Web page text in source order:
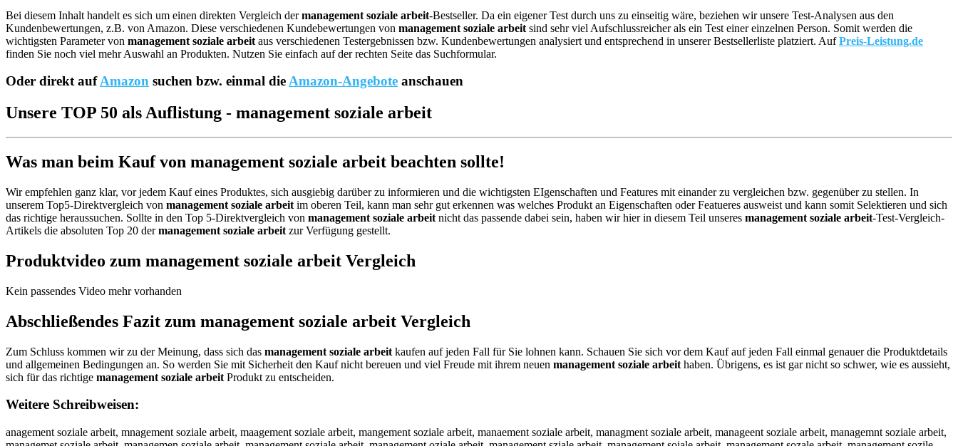
Bei diesem Inhalt handelt es sich um einen direkten Vergleich dermanagement soziale arbeit-Bestseller. Da ein eigener Test durch uns zu einseitig wäre, beziehen wir unsere Test-Analysen aus den
Kundenbewertungen, z.B. von Amazon. Diese verschiedenen Kundebewertungen von management soziale arbeit sind sehr viel Aufschlussreicher als ein Test einer einzelnen Person. Somit werden die
wichtigsten Parameter von management soziale arbeit aus verschiedenen Testergebnissen bzw. Kundenbewertungen analysiert und entsprechend in unserer Bestsellerliste platziert. AufPreis-Leistung.de
finden Sie noch viel mehr Auswahl an Produkten. Nutzen Sie einfach auf der rechten Seite das Suchformular.
Oder direkt aufAmazon suchen bzw. einmal dieAmazon-Angebote anschauen
Unsere TOP 50 als Auflistung - management soziale arbeit
Was man beim Kauf von management soziale arbeit beachten sollte!
Wir empfehlen ganz klar, vor jedem Kauf eines Produktes, sich ausgiebig darüber zu informieren und die wichtigsten EIgenschaften und Features mit einander zu vergleichen bzw. gegenüber zu stellen. In
unserem Top5-Direktvergleich von management soziale arbeit im oberen Teil, kann man sehr gut erkennen was welches Produkt an Eigenschaften oder Featueres ausweist und kann somit Selektieren und sich
das richtige heraussuchen. Sollte in den Top 5-Direktvergleich von management soziale arbeit nicht das passende dabei sein, haben wir hier in diesem Teil unseres management soziale arbeit-Test-Vergleich-
Artikels die absoluten Top 20 dermanagement soziale arbeit zur Verfügung gestellt.
Produktvideo zum management soziale arbeit Vergleich
Kein passendes Video mehr vorhanden
Abschließendes Fazit zum management soziale arbeit Vergleich
Zum Schluss kommen wir zu der Meinung, dass sich das management soziale arbeit kaufen auf jeden Fall für Sie lohnen kann. Schauen Sie sich vor dem Kauf auf jeden Fall einmal genauer die Produktdetails
und allgemeinen Bedingungen an. So werden Sie mit Sicherheit den Kauf nicht bereuen und viel Freude mit ihrem neuen management soziale arbeit haben. Übrigens, es ist gar nicht so schwer, wie es aussieht,
sich für das richtige management soziale arbeit Produkt zu entscheiden.
Weitere Schreibweisen:
anagement soziale arbeit, mnagement soziale arbeit, maagement soziale arbeit, mangement soziale arbeit, manaement soziale arbeit, managment soziale arbeit, manageent soziale arbeit, managemnt soziale arbeit, managemet soziale arbeit, managemen soziale arbeit, management soziale arbeit, management oziale arbeit, management sziale arbeit, management soiale arbeit, management sozale arbeit, management sozile arbeit, management soziae arbeit, management sozial arbeit, management soziale rbeit, management soziale abeit, management soziale areit, management soziale arbit, management soziale arbet, management soziale arbei, mmanagement soziale arbeit, maanagement soziale arbeit, mannagement soziale arbeit, manaagement soziale arbeit, managgement soziale arbeit, manageement soziale arbeit, managemment soziale arbeit, managemeent soziale arbeit, managemennt soziale arbeit, managementt soziale arbeit, management ssoziale arbeit, management sooziale arbeit, management sozziale arbeit, management soziiale arbeit, management soziaale arbeit, management sozialle arbeit, management sozialee arbeit, management soziale aarbeit, management soziale arrbeit, management soziale arbbeit, management soziale arbeeit, management soziale arbeiit, management soziale arbeitt, amnagement soziale arbeit, mnaagement soziale arbeit, maangement soziale arbeit, mangaement soziale arbeit, manaegment soziale arbeit, managmeent soziale arbeit, manageemnt soziale arbeit, managemnet soziale arbeit, managemetn soziale arbeit, managemen tsoziale arbeit, managements oziale arbeit, management osziale arbeit, management szoiale arbeit, management soizale arbeit, management sozaile arbeit, management sozilae arbeit, management soziael arbeit, management sozial earbeit, management sozialea rbeit, management soziale rabeit, management soziale abreit, management soziale arebit, management soziale arbiet, management soziale arbeti, managementsoziale arbeit, management sozialearbeit, anagement soziale arbeit, nanagement soziale arbeit, hanagement soziale arbeit, janagement soziale arbeit, kanagement soziale arbeit, lanagement soziale arbeit, mqnagement soziale arbeit, mwnagement soziale arbeit, mznagement soziale arbeit, mxnagement soziale arbeit, ma agement soziale arbeit, mabagement soziale arbeit, magagement soziale arbeit, mahagement soziale arbeit, majagement soziale arbeit, mamagement soziale arbeit, manqgement soziale arbeit, manwgement soziale arbeit, manzgement soziale arbeit, manxgement soziale arbeit, manarement soziale arbeit, manafement soziale arbeit, manavement soziale arbeit, manatement soziale arbeit, manabement soziale arbeit, manayement soziale arbeit, manahement soziale arbeit, mananement soziale arbeit, managwment soziale arbeit, managsment soziale arbeit, managdment soziale arbeit, managfment soziale arbeit, managrment soziale arbeit, manag3ment soziale arbeit, manag4ment soziale arbeit, manage ent soziale arbeit, managenent soziale arbeit, managehent soziale arbeit, managejent soziale arbeit, managekent soziale arbeit, managelent soziale arbeit, managemwnt soziale arbeit, managemsnt soziale arbeit, managemdnt soziale arbeit, managemfnt soziale arbeit, managemrnt soziale arbeit, managem3nt soziale arbeit, managem4nt soziale arbeit, manageme t soziale arbeit, managemebt soziale arbeit, managemegt soziale arbeit, managemeht soziale arbeit, managemejt soziale arbeit, managememt soziale arbeit, managemenr soziale arbeit, managemenf soziale arbeit, managemeng soziale arbeit, managemenh soziale arbeit, managemeny soziale arbeit, managemen5 soziale arbeit, managemen6 soziale arbeit, management qoziale arbeit, management woziale arbeit, management eoziale arbeit, management zoziale arbeit, management xoziale arbeit, management coziale arbeit, management siziale arbeit, management skziale arbeit, management slziale arbeit, management spziale arbeit, management s9ziale arbeit, management s0ziale arbeit, management soxiale arbeit, management sosiale arbeit, management soaiale arbeit, management sozuale arbeit, management sozjale arbeit, management sozkale arbeit, management sozlale arbeit, management sozoale arbeit, management soz8ale arbeit, management soz9ale arbeit, management soziqle arbeit, management soziwle arbeit, management sozizle arbeit, management sozixle arbeit, management soziape arbeit, management soziaoe arbeit, management soziaie arbeit, management soziake arbeit, management soziame arbeit, management sozialw arbeit, management sozials arbeit, management soziald arbeit, management sozialf arbeit, management sozialr arbeit, management sozial3 arbeit, management sozial4 arbeit, management soziale qrbeit, management soziale wrbeit, management soziale zrbeit, management soziale xrbeit, management soziale aebeit, management soziale adbeit, management soziale afbeit, management soziale agbeit, management soziale atbeit, management soziale a4beit, management soziale a5beit, management soziale ar eit, management soziale arveit, management soziale arfeit, management soziale argeit, management soziale arheit, management soziale arneit, management soziale arbwit, management soziale arbsit, management soziale arbdit, management soziale arbfit, management soziale arbrit, management soziale arb3it, management soziale arb4it, management soziale arbeut, management soziale arbejt, management soziale arbekt, management soziale arbelt, management soziale arbeot, management soziale arbe8t, management soziale arbe9t, management soziale arbeir, management soziale arbeif, management soziale arbeig, management soziale arbeih, management soziale arbeiy, management soziale arbei5, management soziale arbei6, management soziale arbeit, m anagement soziale arbeit, nmanagement soziale arbeit, mnanagement soziale arbeit, hmanagement soziale arbeit, mhanagement soziale arbeit, jmanagement soziale arbeit, mjanagement soziale arbeit, kmanagement soziale arbeit, mkanagement soziale arbeit, lmanagement soziale arbeit, mlanagement soziale arbeit, mqanagement soziale arbeit, maqnagement soziale arbeit, mwanagement soziale arbeit, mawnagement soziale arbeit, mzanagement soziale arbeit, maznagement soziale arbeit, mxanagement soziale arbeit, maxnagement soziale arbeit, ma nagement soziale arbeit, man agement soziale arbeit, mabnagement soziale arbeit, manbagement soziale arbeit, magnagement soziale arbeit, mangagement soziale arbeit, mahnagement soziale arbeit, manhagement soziale arbeit, majnagement soziale arbeit, manjagement soziale arbeit, mamnagement soziale arbeit, manmagement soziale arbeit, manqagement soziale arbeit, manaqgement soziale arbeit, manwagement soziale arbeit, manawgement soziale arbeit, manzagement soziale arbeit, manazgement soziale arbeit, manxagement soziale arbeit, manaxgement soziale arbeit, manargement soziale arbeit, managrement soziale arbeit, manafgement soziale arbeit, managfement soziale arbeit, manavgement soziale arbeit, managvement soziale arbeit, manatgement soziale arbeit, managtement soziale arbeit, manabgement soziale arbeit, managbement soziale arbeit, manaygement soziale arbeit, managyement soziale arbeit, manahgement soziale arbeit, managhement soziale arbeit, manangement soziale arbeit, managnement soziale arbeit, managwement soziale arbeit, managewment soziale arbeit, managsement soziale arbeit, managesment soziale arbeit, managdement soziale arbeit, managedment soziale arbeit, managefment soziale arbeit, managerment soziale arbeit, manag3ement soziale arbeit, manage3ment soziale arbeit, manag4ement soziale arbeit, manage4ment soziale arbeit, manage ment soziale arbeit, managem ent soziale arbeit, managenment soziale arbeit, managemnent soziale arbeit, managehment soziale arbeit, managemhent soziale arbeit, managejment soziale arbeit, managemjent soziale arbeit, managekment soziale arbeit, managemkent soziale arbeit, managelment soziale arbeit, managemlent soziale arbeit, managemwent soziale arbeit, managemewnt soziale arbeit, managemsent soziale arbeit, managemesnt soziale arbeit, managemdent soziale arbeit, managemednt soziale arbeit, managemfent soziale arbeit, managemefnt soziale arbeit, managemrent soziale arbeit, managemernt soziale arbeit, managem3ent soziale arbeit, manageme3nt soziale arbeit, managem4ent soziale arbeit, manageme4nt soziale arbeit, manageme nt soziale arbeit, managemen t soziale arbeit, managemebnt soziale arbeit, managemenbt soziale arbeit, managemegnt soziale arbeit, managemengt soziale arbeit, managemehnt soziale arbeit, managemenht soziale arbeit, managemejnt soziale arbeit, managemenjt soziale arbeit, managememnt soziale arbeit, managemenmt soziale arbeit, managemenrt soziale arbeit, managementr soziale arbeit, managemenft soziale arbeit, managementf soziale arbeit, managementg soziale arbeit, managementh soziale arbeit, managemenyt soziale arbeit, managementy soziale arbeit, managemen5t soziale arbeit, management5 soziale arbeit, managemen6t soziale arbeit, management6 soziale arbeit, management qsoziale arbeit, management sqoziale arbeit, management wsoziale arbeit, management swoziale arbeit, management esoziale arbeit, management seoziale arbeit, management zsoziale arbeit, management szoziale arbeit, management xsoziale arbeit, management sxoziale arbeit, management csoziale arbeit, management scoziale arbeit, management sioziale arbeit, management soiziale arbeit, management skoziale arbeit, management sokziale arbeit, management sloziale arbeit, management solziale arbeit, management spoziale arbeit, management sopziale arbeit, management s9oziale arbeit, management so9ziale arbeit, management s0oziale arbeit, management so0ziale arbeit, management soxziale arbeit, management sozxiale arbeit, management sosziale arbeit, management sozsiale arbeit, management soaziale arbeit, management sozaiale arbeit, management sozuiale arbeit, management soziuale arbeit, management sozjiale arbeit, management sozijale arbeit, management sozkiale arbeit, management sozikale arbeit, management sozlial